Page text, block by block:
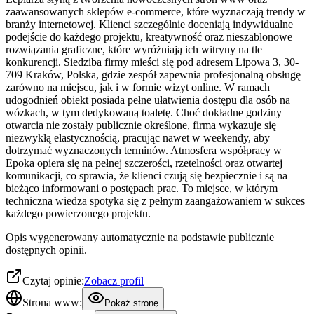
zaawansowanych sklepów e-commerce, które wyznaczają trendy w
branży internetowej. Klienci szczególnie doceniają indywidualne
podejście do każdego projektu, kreatywność oraz nieszablonowe
rozwiązania graficzne, które wyróżniają ich witryny na tle
konkurencji. Siedziba firmy mieści się pod adresem Lipowa 3, 30-
709 Kraków, Polska, gdzie zespół zapewnia profesjonalną obsługę
zarówno na miejscu, jak i w formie wizyt online. W ramach
udogodnień obiekt posiada pełne ułatwienia dostępu dla osób na
wózkach, w tym dedykowaną toaletę. Choć dokładne godziny
otwarcia nie zostały publicznie określone, firma wykazuje się
niezwykłą elastycznością, pracując nawet w weekendy, aby
dotrzymać wyznaczonych terminów. Atmosfera współpracy w
Epoka opiera się na pełnej szczerości, rzetelności oraz otwartej
komunikacji, co sprawia, że klienci czują się bezpiecznie i są na
bieżąco informowani o postępach prac. To miejsce, w którym
techniczna wiedza spotyka się z pełnym zaangażowaniem w sukces
każdego powierzonego projektu.
Opis wygenerowany automatycznie na podstawie publicznie
dostępnych opinii.
Czytaj opinie:Zobacz profil
Strona www:
Pokaż stronę